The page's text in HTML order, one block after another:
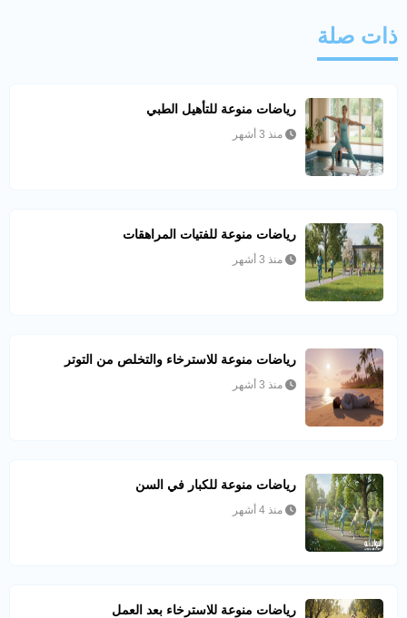
ذات صلة
رياضات منوعة للتأهيل الطبي
منذ 3 أشهر
رياضات منوعة للفتيات المراهقات
منذ 3 أشهر
رياضات منوعة للاسترخاء والتخلص من التوتر
منذ 3 أشهر
رياضات منوعة للكبار في السن
منذ 4 أشهر
رياضات منوعة للاسترخاء بعد العمل